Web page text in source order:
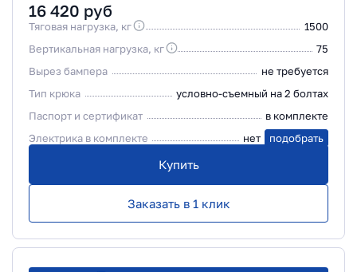
16 420 руб
Тяговая нагрузка, кг
1500
Вертикальная нагрузка, кг
75
Вырез бампера
не требуется
Тип крюка
условно-съемный на 2 болтах
Паспорт и сертификат
в комплекте
Электрика в комплекте
нет подобрать
Купить
Заказать в 1 клик